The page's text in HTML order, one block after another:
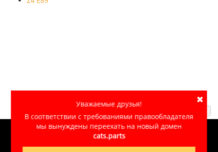
Наверх ↑
© 2007-2026CATS.PARTS
Обработка персональных данных
✖
Уважаемые друзья!
В соответствии с требованиями правообладателя
мы вынуждены переехать на новый домен
cats.parts